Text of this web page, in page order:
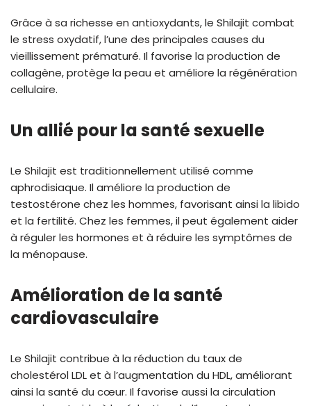
Grâce à sa richesse en antioxydants, le Shilajit combat
le stress oxydatif, l’une des principales causes du
vieillissement prématuré. Il favorise la production de
collagène, protège la peau et améliore la régénération
cellulaire.
Un allié pour la santé sexuelle
Le Shilajit est traditionnellement utilisé comme
aphrodisiaque. Il améliore la production de
testostérone chez les hommes, favorisant ainsi la libido
et la fertilité. Chez les femmes, il peut également aider
à réguler les hormones et à réduire les symptômes de
la ménopause.
Amélioration de la santé
cardiovasculaire
Le Shilajit contribue à la réduction du taux de
cholestérol LDL et à l’augmentation du HDL, améliorant
ainsi la santé du cœur. Il favorise aussi la circulation